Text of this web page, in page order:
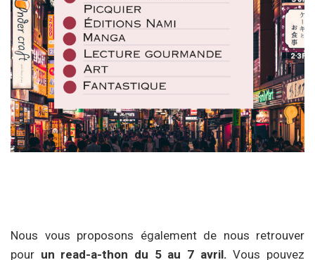
Nous vous proposons également de nous retrouver
pour un read-a-thon du 5 au 7 avril.Vous pouvez